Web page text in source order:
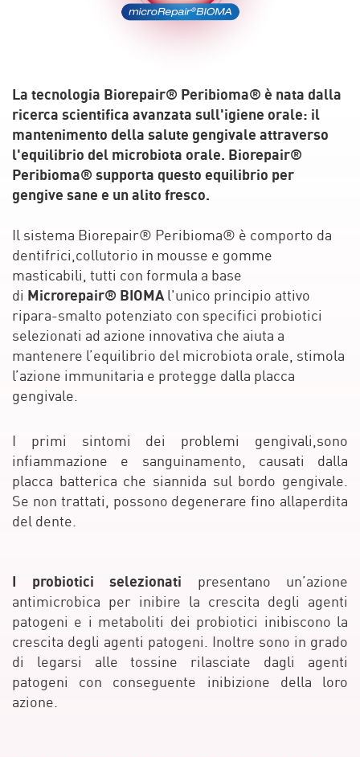
La tecnologia Biorepair® Peribioma® è nata dalla
ricerca scientifica avanzata sull'igiene orale: il
mantenimento della salute gengivale attraverso
l'equilibrio del microbiota orale. Biorepair®
Peribioma® supporta questo equilibrio per
gengive sane e un alito fresco.
Il sistema Biorepair® Peribioma® è comporto da
dentifrici,collutorio in mousse e gomme
masticabili, tutti con formula a base
di Microrepair® BIOMA l'unico principio attivo
ripara-smalto potenziato con specifici probiotici
selezionati ad azione innovativa che aiuta a
mantenere l’equilibrio del microbiota orale, stimola
l’azione immunitaria e protegge dalla placca
gengivale.
I primi sintomi dei problemi gengivali,sono
infiammazione e sanguinamento, causati dalla
placca batterica che siannida sul bordo gengivale.
Se non trattati, possono degenerare fino allaperdita
del dente.
I probiotici selezionati presentano un’azione
antimicrobica per inibire la crescita degli agenti
patogeni e i metaboliti dei probiotici inibiscono la
crescita degli agenti patogeni. Inoltre sono in grado
di legarsi alle tossine rilasciate dagli agenti
patogeni con conseguente inibizione della loro
azione.